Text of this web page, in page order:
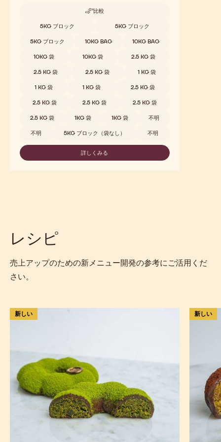
比較
-
取扱サイズ5KG ブロック 5KG ブロック
5KG ブロック 10KG BAG 10KG BAG
10KG 袋 10KG 袋 2.5 KG 袋
2.5 KG 袋 2.5 KG 袋 1 KG 袋
1 KG 袋 1 KG 袋 2.5 KG 袋
2.5 KG 袋 2.5 KG 袋 2.5 KG 袋
2.5 KG 袋 1KG 袋 1KG 袋 不明
不明 5KG ブロック（袋なし） 不明
詳しくみる
-
レシピ
売上アップのための新メニュー開発の参考にご活用くだ
さい。
新しい
も
ち
感
の
抹
新しい
ア
も